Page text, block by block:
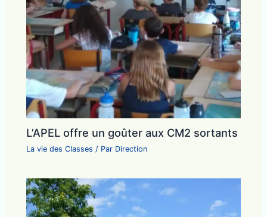
L’APEL offre un goûter aux CM2 sortants
La vie des Classes / Par Direction